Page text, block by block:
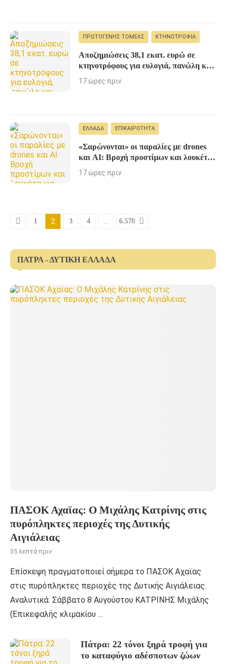
ΠΡΩΤΟΓΕΝΉΣ ΤΟΜΈΑΣ ΚΤΗΝΟΤΡΟΦΊΑ
Αποζημιώσεις 38,1 εκατ. ευρώ σε
κτηνοτρόφους για ευλογιά, πανώλη και
αφθώδη πυρετό
17 ώρες πριν
ΕΛΛΆΔΑ ΕΠΙΚΑΙΡΌΤΗΤΑ
«Σαρώνονται» οι παραλίες με drones
και AI: Βροχή προστίμων και λουκέτα
για αυθαιρεσίες στον αιγιαλό
17 ώρες πριν
1 2 3 4 6.578
ΠΆΤΡΑ - ΔΥΤΙΚΉ ΕΛΛΆΔΑ
ΠΑΣΟΚ Αχαϊας: Ο Μιχάλης Κατρίνης στις
πυρόπληκτες περιοχές της Δυτικής
Αιγιάλειας
35 λεπτά πριν
Επίσκεψη πραγματοποιεί σήμερα το ΠΑΣΟΚ Αχαϊας
στις πυρόπληκτες περιοχές της Δυτικής Αιγιάλειας.
Αναλυτικά: Σάββατο 8 Αυγούστου ΚΑΤΡΙΝΗΣ Μιχάλης
(Επικεφαλής κλιμακίου …
Πάτρα: 22 τόνοι ξηρά τροφή για
το καταφύγιο αδέσποτων ζώων